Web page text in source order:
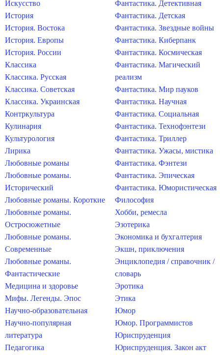
Искусство
История
История. Востока
История. Европы
История. России
Классика
Классика. Русская
Классика. Советская
Классика. Украинская
Контркультура
Кулинария
Культурология
Лирика
Любовные романы
Любовные романы.
Исторический
Любовные романы. Короткие
Любовные романы.
Остросюжетные
Любовные романы.
Современные
Любовные романы.
Фантастические
Медицина и здоровье
Мифы. Легенды. Эпос
Научно-образовательная
Научно-популярная
литература
Педагогика
Фантастика. Детективная
Фантастика. Детская
Фантастика. Звездные войны
Фантастика. Киберпанк
Фантастика. Космическая
Фантастика. Магический
реализм
Фантастика. Мир пауков
Фантастика. Научная
Фантастика. Социальная
Фантастика. Технофэнтези
Фантастика. Триллер
Фантастика. Ужасы, мистика
Фантастика. Фэнтези
Фантастика. Эпическая
Фантастика. Юмористическая
Философия
Хобби, ремесла
Эзотерика
Экономика и бухгалтерия
Экшн, приключения
Энциклопедия / справочник /
словарь
Эротика
Этика
Юмор
Юмор. Программистов
Юриспруденция
Юриспруденция. Закон акт